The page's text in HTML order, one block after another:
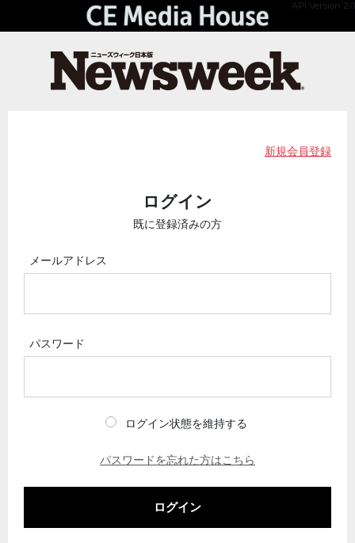
API Version 2.0
新規会員登録
ログイン
既に登録済みの方
メールアドレス
パスワード
ログイン状態を維持する
パスワードを忘れた方はこちら
ログイン